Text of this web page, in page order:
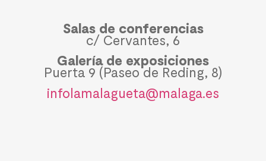
Salas de conferencias
c/ Cervantes, 6
Galería de exposiciones
Puerta 9 (Paseo de Reding, 8)
infolamalagueta@malaga.es